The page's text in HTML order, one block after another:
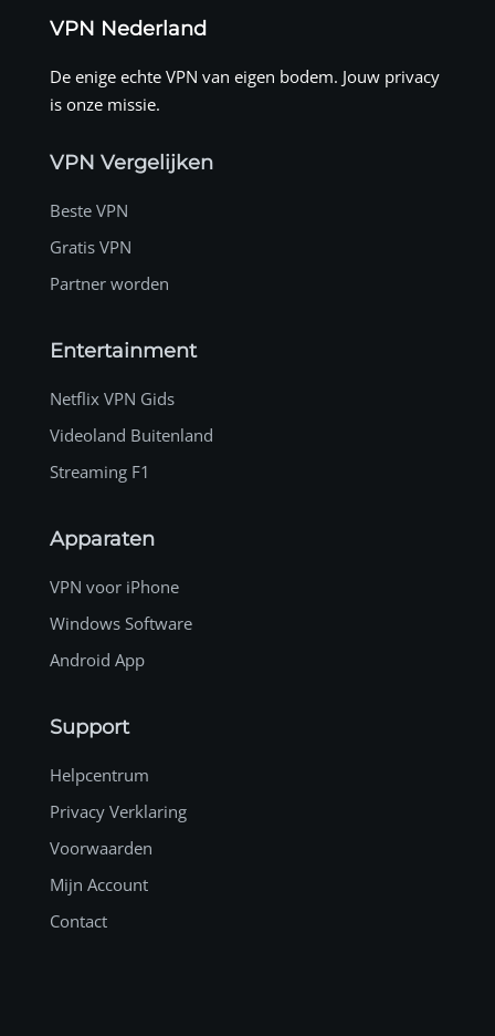
VPN Nederland
De enige echte VPN van eigen bodem. Jouw privacy
is onze missie.
VPN Vergelijken
Beste VPN
Gratis VPN
Partner worden
Entertainment
Netflix VPN Gids
Videoland Buitenland
Streaming F1
Apparaten
VPN voor iPhone
Windows Software
Android App
Support
Helpcentrum
Privacy Verklaring
Voorwaarden
Mijn Account
Contact